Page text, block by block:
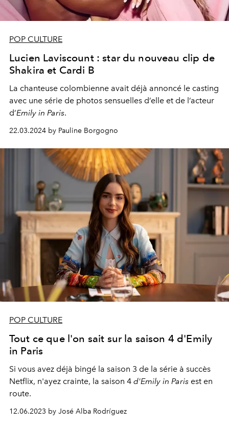
POP CULTURE
Lucien Laviscount : star du nouveau clip de
Shakira et Cardi B
La chanteuse colombienne avait déjà annoncé le casting
avec une série de photos sensuelles d’elle et de l’acteur
d’Emily in Paris.
22.03.2024 by Pauline Borgogno
POP CULTURE
Tout ce que l'on sait sur la saison 4 d'Emily
in Paris
Si vous avez déjà bingé la saison 3 de la série à succès
Netflix, n'ayez crainte, la saison 4 d'Emily in Paris est en
route.
12.06.2023 by José Alba Rodríguez